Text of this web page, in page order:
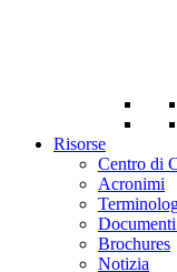
Risorse
Centro di
Acronimi
Brochures
Notizia